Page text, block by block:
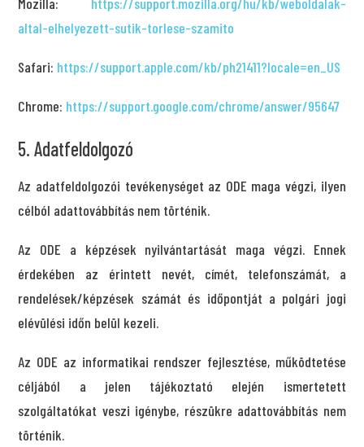
altal-elhelyezett-sutik-torlese-szamito
Safari: https://support.apple.com/kb/ph21411?locale=en_US
Chrome: https://support.google.com/chrome/answer/95647
5. Adatfeldolgozó
Az adatfeldolgozói tevékenységet az ODE maga végzi, ilyen
célból adattovábbítás nem történik.
Az ODE a képzések nyilvántartását maga végzi. Ennek
érdekében az érintett nevét, címét, telefonszámát, a
rendelések/képzések számát és időpontját a polgári jogi
elévülési időn belül kezeli.
Az ODE az informatikai rendszer fejlesztése, működtetése
céljából a jelen tájékoztató elején ismertetett
szolgáltatókat veszi igénybe, részükre adattovábbítás nem
történik.